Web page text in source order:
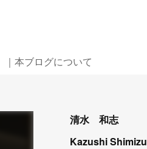
｜本ブログについて
清水 和志
Kazushi Shimizu